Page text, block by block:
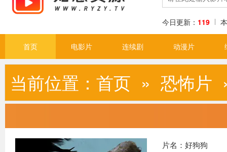
今日更新： 119
首页 电影片 连续剧 动漫片
当前位置： 首页 » 恐怖片
片名：好狗狗